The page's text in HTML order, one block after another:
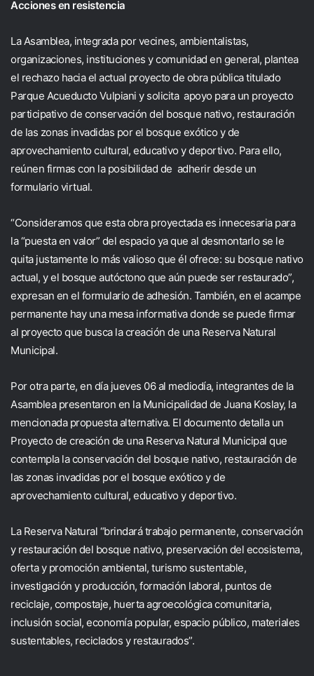
Acciones en resistencia
La Asamblea, integrada por vecines, ambientalistas,
organizaciones, instituciones y comunidad en general, plantea
el rechazo hacia el actual proyecto de obra pública titulado
Parque Acueducto Vulpiani y solicita apoyo para un proyecto
participativo de conservación del bosque nativo, restauración
de las zonas invadidas por el bosque exótico y de
aprovechamiento cultural, educativo y deportivo. Para ello,
reúnen firmas con la posibilidad de adherir desde un
formulario virtual.
“Consideramos que esta obra proyectada es innecesaria para
la “puesta en valor” del espacio ya que al desmontarlo se le
quita justamente lo más valioso que él ofrece: su bosque nativo
actual, y el bosque autóctono que aún puede ser restaurado”,
expresan en el formulario de adhesión. También, en el acampe
permanente hay una mesa informativa donde se puede firmar
al proyecto que busca la creación de una Reserva Natural
Municipal.
Por otra parte, en día jueves 06 al mediodía, integrantes de la
Asamblea presentaron en la Municipalidad de Juana Koslay, la
mencionada propuesta alternativa. El documento detalla un
Proyecto de creación de una Reserva Natural Municipal que
contempla la conservación del bosque nativo, restauración de
las zonas invadidas por el bosque exótico y de
aprovechamiento cultural, educativo y deportivo.
La Reserva Natural “brindará trabajo permanente, conservación
y restauración del bosque nativo, preservación del ecosistema,
oferta y promoción ambiental, turismo sustentable,
investigación y producción, formación laboral, puntos de
reciclaje, compostaje, huerta agroecológica comunitaria,
inclusión social, economía popular, espacio público, materiales
sustentables, reciclados y restaurados”.